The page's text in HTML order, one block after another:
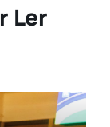
Ler